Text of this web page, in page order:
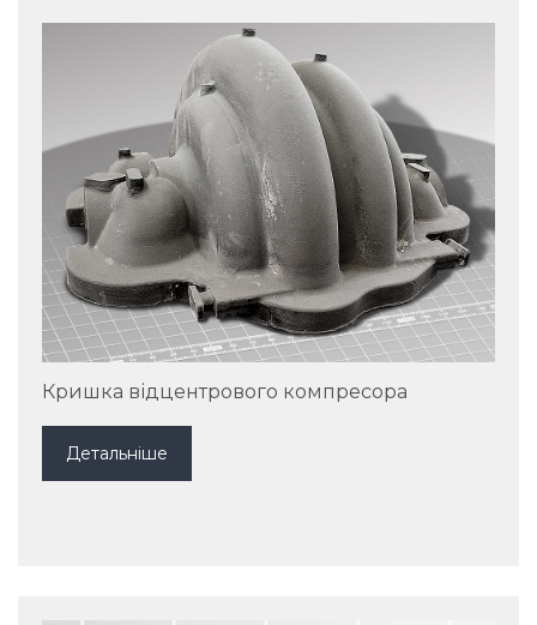
Кришка відцентрового компресора
Детальніше